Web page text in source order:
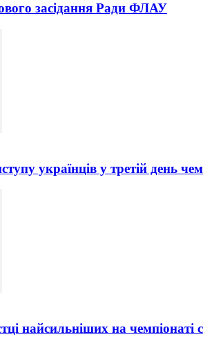
засідання Ради ФЛАУ
українців у третій день
найсильніших на чемпіонаті